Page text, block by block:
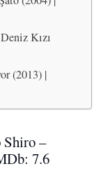
Kızı
(2013) |
Shiro –
7.6